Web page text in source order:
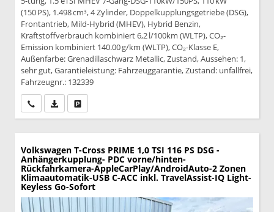
(150 PS), 1.498 cm³, 4 Zylinder, Doppelkupplungsgetriebe (DSG),
Frontantrieb, Mild-Hybrid (MHEV), Hybrid Benzin,
Kraftstoffverbrauch kombiniert 6,2 l/100km (WLTP), CO₂-
Emission kombiniert 140.00 g/km (WLTP), CO₂-Klasse E,
Außenfarbe: Grenadillaschwarz Metallic, Zustand, Aussehen: 1,
sehr gut, Garantieleistung: Fahrzeuggarantie, Zustand: unfallfrei,
Fahrzeugnr.: 132339
Wir rufen Sie anPDF-Datei, Fahrzeugexposé drucken
Volkswagen T-Cross PRIME 1,0 TSI 116 PS DSG -
Anhängerkupplung- PDC vorne/hinten-
Rückfahrkamera-AppleCarPlay/AndroidAuto-2 Zonen
Klimaautomatik-USB C-ACC inkl. TravelAssist-IQ Light-
Keyless Go-Sofort